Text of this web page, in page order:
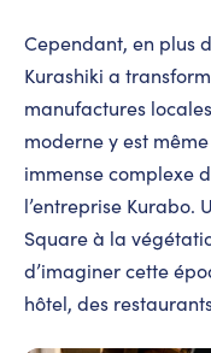
Cependant, en plus
Kurashiki a
manufactures
moderne y est
immense complexe
l’entreprise Kurabo.
Square à la
d’imaginer cette
hôtel, des